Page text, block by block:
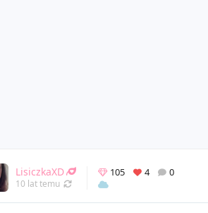
LisiczkaXD
10 lat temu
105 4 0